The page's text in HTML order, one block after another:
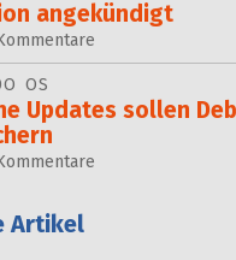
angekündigt
OS
Updates sollen
Artikel